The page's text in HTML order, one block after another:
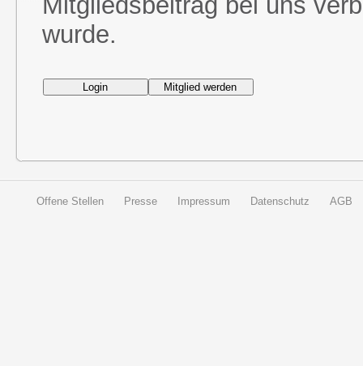
wurde.
Offene Stellen Presse Impressum Datenschutz AGB